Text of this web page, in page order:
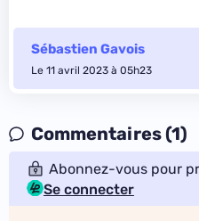
Sébastien Gavois
Le 11 avril 2023 à 05h23
Commentaires (1)
Abonnez-vous pour
Se connecter